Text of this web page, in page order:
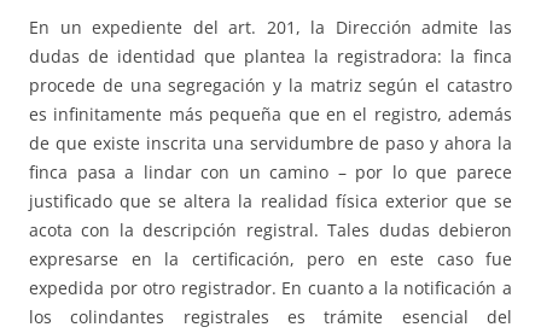
En un expediente del art. 201, la Dirección admite las
dudas de identidad que plantea la registradora: la finca
procede de una segregación y la matriz según el catastro
es infinitamente más pequeña que en el registro, además
de que existe inscrita una servidumbre de paso y ahora la
finca pasa a lindar con un camino – por lo que parece
justificado que se altera la realidad física exterior que se
acota con la descripción registral. Tales dudas debieron
expresarse en la certificación, pero en este caso fue
expedida por otro registrador. En cuanto a la notificación a
los colindantes registrales es trámite esencial del